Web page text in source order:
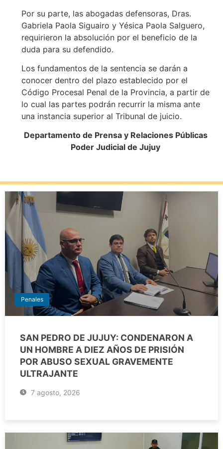
Por su parte, las abogadas defensoras, Dras.
Gabriela Paola Siguairo y Yésica Paola Salguero,
requirieron la absolución por el beneficio de la
duda para su defendido.
Los fundamentos de la sentencia se darán a
conocer dentro del plazo establecido por el
Código Procesal Penal de la Provincia, a partir de
lo cual las partes podrán recurrir la misma ante
una instancia superior al Tribunal de juicio.
Departamento de Prensa y Relaciones Públicas
Poder Judicial de Jujuy
Penales
SAN PEDRO DE JUJUY: CONDENARON A
UN HOMBRE A DIEZ AÑOS DE PRISIÓN
POR ABUSO SEXUAL GRAVEMENTE
ULTRAJANTE
7 agosto, 2026